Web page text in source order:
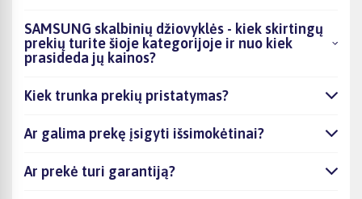
SAMSUNG skalbinių džiovyklės - kiek skirtingų
prekių turite šioje kategorijoje ir nuo kiek
prasideda jų kainos?
Kiek trunka prekių pristatymas?
Ar galima prekę įsigyti išsimokėtinai?
Ar prekė turi garantiją?